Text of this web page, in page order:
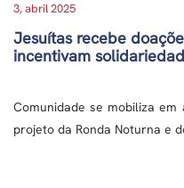
3, abril 2025
Jesuítas recebe
incentivam
Comunidade se mobiliza
projeto da Ronda Noturna e